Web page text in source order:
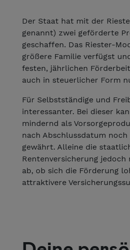
Der Staat hat mit der
genannt) zwei geförderte
geschaffen. Das Riester-
größere Familie verfügst
festen, jährlichen
auch in steuerlicher Form
Für Selbstständige und
interessanter. Bei dieser
mindernd als
nach Abschlussdatum
gewährt. Alleine die
Rentenversicherung
ab, ob sich die Förderung
attraktivere